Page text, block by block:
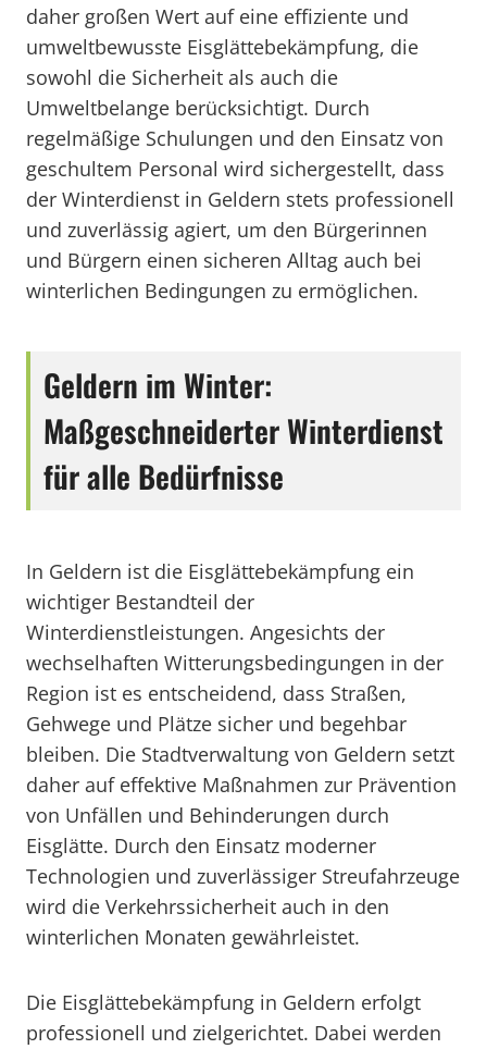
daher großen Wert auf eine effiziente und
umweltbewusste Eisglättebekämpfung, die
sowohl die Sicherheit als auch die
Umweltbelange berücksichtigt. Durch
regelmäßige Schulungen und den Einsatz von
geschultem Personal wird sichergestellt, dass
der Winterdienst in Geldern stets professionell
und zuverlässig agiert, um den Bürgerinnen
und Bürgern einen sicheren Alltag auch bei
winterlichen Bedingungen zu ermöglichen.
Geldern im Winter:
Maßgeschneiderter Winterdienst
für alle Bedürfnisse
In Geldern ist die Eisglättebekämpfung ein
wichtiger Bestandteil der
Winterdienstleistungen. Angesichts der
wechselhaften Witterungsbedingungen in der
Region ist es entscheidend, dass Straßen,
Gehwege und Plätze sicher und begehbar
bleiben. Die Stadtverwaltung von Geldern setzt
daher auf effektive Maßnahmen zur Prävention
von Unfällen und Behinderungen durch
Eisglätte. Durch den Einsatz moderner
Technologien und zuverlässiger Streufahrzeuge
wird die Verkehrssicherheit auch in den
winterlichen Monaten gewährleistet.
Die Eisglättebekämpfung in Geldern erfolgt
professionell und zielgerichtet. Dabei werden